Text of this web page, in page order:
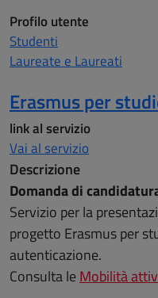
Profilo utente
Studenti
Laureate e Laureati
Erasmus per
link al servizio
Vai al servizio
Descrizione
Domanda di
Servizio per la
progetto Erasmus per
autenticazione.
Consulta leMobilità